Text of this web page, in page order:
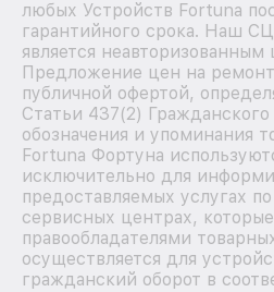
любых Устройств Fortuna
гарантийного срока. Наш
является неавторизованным
Предложение цен на ремонт
публичной офертой,
Статьи 437(2)
обозначения и упоминания
Fortuna Фортуна
исключительно для
предоставляемых услугах
сервисных центрах,
правообладателями
осуществляется для
гражданский оборот в